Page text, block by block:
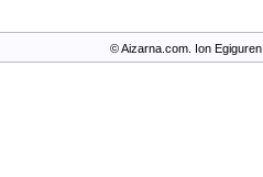
© Aizarna.com. Ion Egiguren